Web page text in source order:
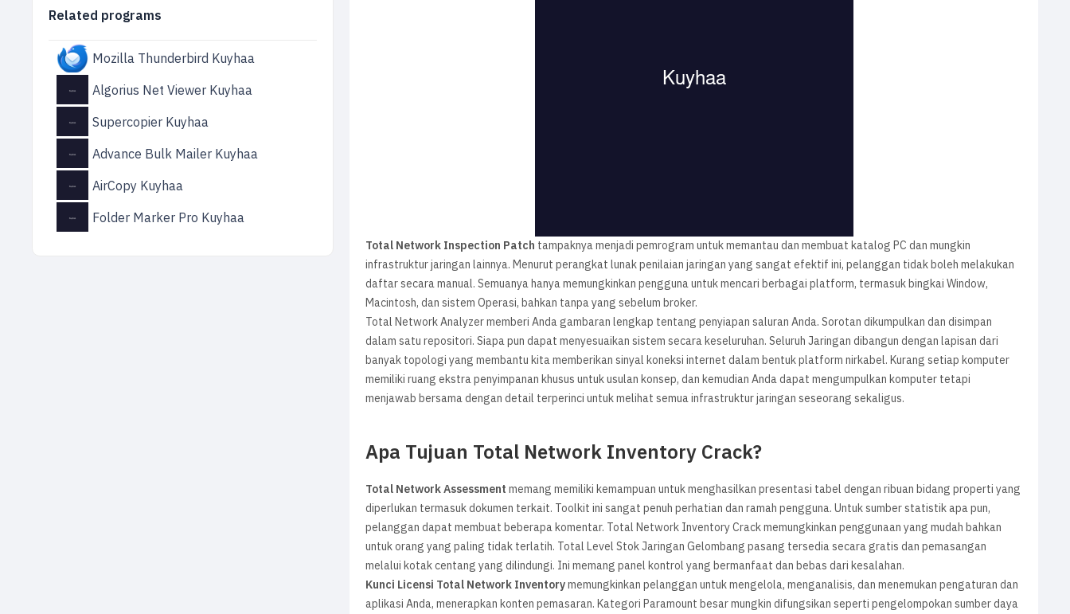
Total Network Inspection Patch tampaknya menjadi pemrogram untuk memantau dan membuat katalog PC dan mungkin
infrastruktur jaringan lainnya. Menurut perangkat lunak penilaian jaringan yang sangat efektif ini, pelanggan tidak boleh melakukan
daftar secara manual. Semuanya hanya memungkinkan pengguna untuk mencari berbagai platform, termasuk bingkai Window,
Macintosh, dan sistem Operasi, bahkan tanpa yang sebelum broker.
Total Network Analyzer memberi Anda gambaran lengkap tentang penyiapan saluran Anda. Sorotan dikumpulkan dan disimpan
dalam satu repositori. Siapa pun dapat menyesuaikan sistem secara keseluruhan. Seluruh Jaringan dibangun dengan lapisan dari
banyak topologi yang membantu kita memberikan sinyal koneksi internet dalam bentuk platform nirkabel. Kurang setiap komputer
memiliki ruang ekstra penyimpanan khusus untuk usulan konsep, dan kemudian Anda dapat mengumpulkan komputer tetapi
menjawab bersama dengan detail terperinci untuk melihat semua infrastruktur jaringan seseorang sekaligus.
Apa Tujuan Total Network Inventory Crack?
Total Network Assessmentmemang memiliki kemampuan untuk menghasilkan presentasi tabel dengan ribuan bidang properti yang
diperlukan termasuk dokumen terkait. Toolkit ini sangat penuh perhatian dan ramah pengguna. Untuk sumber statistik apa pun,
pelanggan dapat membuat beberapa komentar. Total Network Inventory Crack memungkinkan penggunaan yang mudah bahkan
untuk orang yang paling tidak terlatih. Total Level Stok Jaringan Gelombang pasang tersedia secara gratis dan pemasangan
melalui kotak centang yang dilindungi. Ini memang panel kontrol yang bermanfaat dan bebas dari kesalahan.
Kunci Licensi Total Network Inventorymemungkinkan pelanggan untuk mengelola, menganalisis, dan menemukan pengaturan dan
aplikasi Anda, menerapkan konten pemasaran. Kategori Paramount besar mungkin difungsikan seperti pengelompokan sumber daya
Related programs
Mozilla Thunderbird Kuyhaa
Algorius Net Viewer Kuyhaa
Supercopier Kuyhaa
Advance Bulk Mailer Kuyhaa
AirCopy Kuyhaa
Folder Marker Pro Kuyhaa